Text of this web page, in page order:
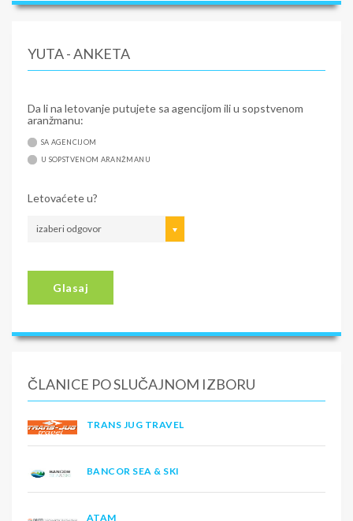
YUTA - ANKETA
Da li na letovanje putujete sa agencijom ili u sopstvenom
aranžmanu:
SA AGENCIJOM
U SOPSTVENOM ARANŽMANU
Letovaćete u?
izaberi odgovor
Glasaj
ČLANICE PO SLUČAJNOM IZBORU
TRANS JUG TRAVEL
BANCOR SEA & SKI
ATAM